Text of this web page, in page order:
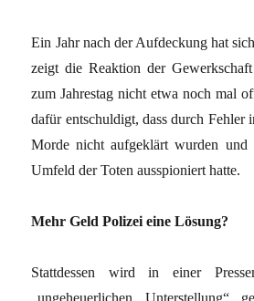
Ein Jahr nach der Aufdeckung hat
zeigt die Reaktion der
zum Jahrestag nicht etwa noch mal
dafür entschuldigt, dass durch Fehler
Morde nicht aufgeklärt wurden und
Umfeld der Toten ausspioniert hatte.
Mehr Geld Polizei eine Lösung?
Stattdessen wird in einer
„ungeheuerlichen Unterstellung“